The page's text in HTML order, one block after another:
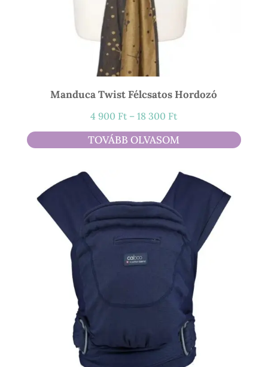
Manduca Twist Félcsatos Hordozó
4 900 Ft – 18 300 FtÁrtartomány:
4
900 Ft
TOVÁBB OLVASOM